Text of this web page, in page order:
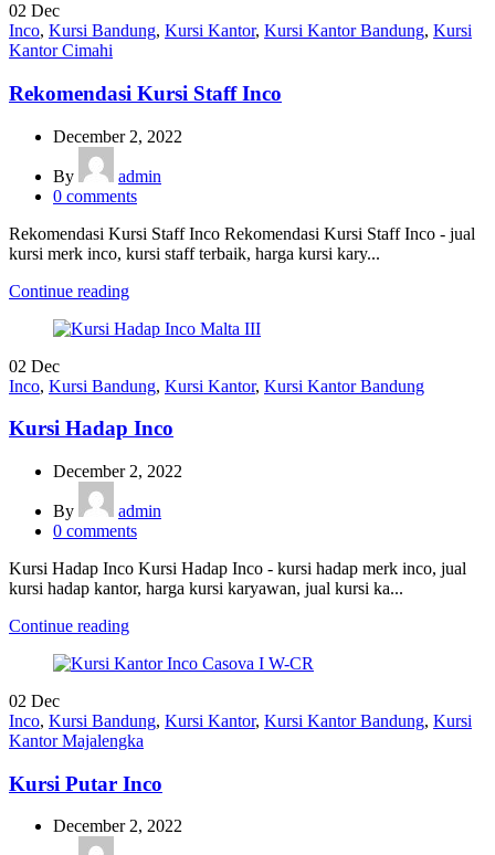
02 Dec
Inco, Kursi Bandung, Kursi Kantor, Kursi Kantor Bandung, Kursi
Kantor Cimahi
Rekomendasi Kursi Staff Inco
December 2, 2022
By
admin
0 comments
Rekomendasi Kursi Staff Inco Rekomendasi Kursi Staff Inco - jual
kursi merk inco, kursi staff terbaik, harga kursi kary...
Continue reading
02 Dec
Inco, Kursi Bandung, Kursi Kantor, Kursi Kantor Bandung
Kursi Hadap Inco
December 2, 2022
By
admin
0 comments
Kursi Hadap Inco Kursi Hadap Inco - kursi hadap merk inco, jual
kursi hadap kantor, harga kursi karyawan, jual kursi ka...
Continue reading
02 Dec
Inco, Kursi Bandung, Kursi Kantor, Kursi Kantor Bandung, Kursi
Kantor Majalengka
Kursi Putar Inco
December 2, 2022